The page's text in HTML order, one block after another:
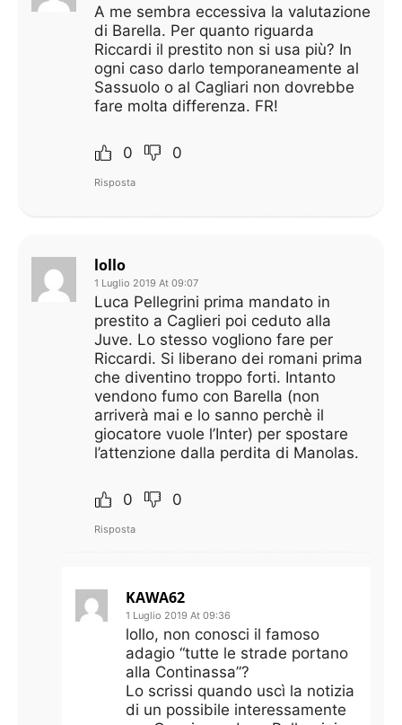
A me sembra eccessiva la valutazione
di Barella. Per quanto riguarda
Riccardi il prestito non si usa più? In
ogni caso darlo temporaneamente al
Sassuolo o al Cagliari non dovrebbe
fare molta differenza. FR!
0 0
Risposta
lollo
1 Luglio 2019 At 09:07
Luca Pellegrini prima mandato in
prestito a Caglieri poi ceduto alla
Juve. Lo stesso vogliono fare per
Riccardi. Si liberano dei romani prima
che diventino troppo forti. Intanto
vendono fumo con Barella (non
arriverà mai e lo sanno perchè il
giocatore vuole l’Inter) per spostare
l’attenzione dalla perdita di Manolas.
0 0
Risposta
KAWA62
1 Luglio 2019 At 09:36
lollo, non conosci il famoso
adagio “tutte le strade portano
alla Continassa”?
Lo scrissi quando uscì la notizia
di un possibile interessamente